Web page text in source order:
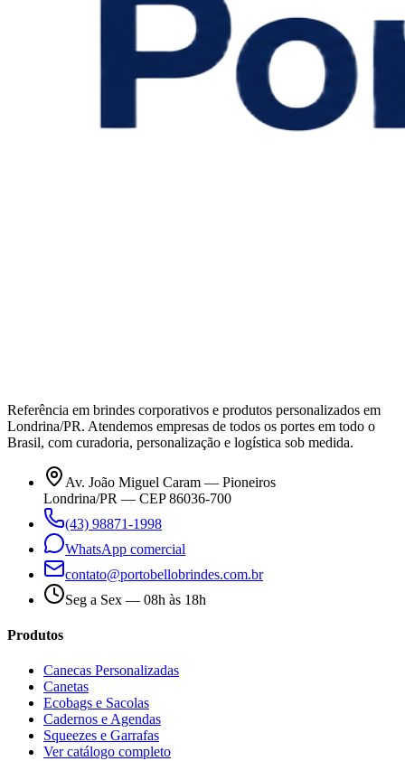
Referência em brindes corporativos e produtos personalizados em
Londrina/PR. Atendemos empresas de todos os portes em todo o
Brasil, com curadoria, personalização e logística sob medida.
Av. João Miguel Caram — Pioneiros
Londrina/PR — CEP 86036-700
(43) 98871-1998
WhatsApp comercial
contato@portobellobrindes.com.br
Seg a Sex — 08h às 18h
Produtos
Canecas Personalizadas
Canetas
Ecobags e Sacolas
Cadernos e Agendas
Squeezes e Garrafas
Ver catálogo completo